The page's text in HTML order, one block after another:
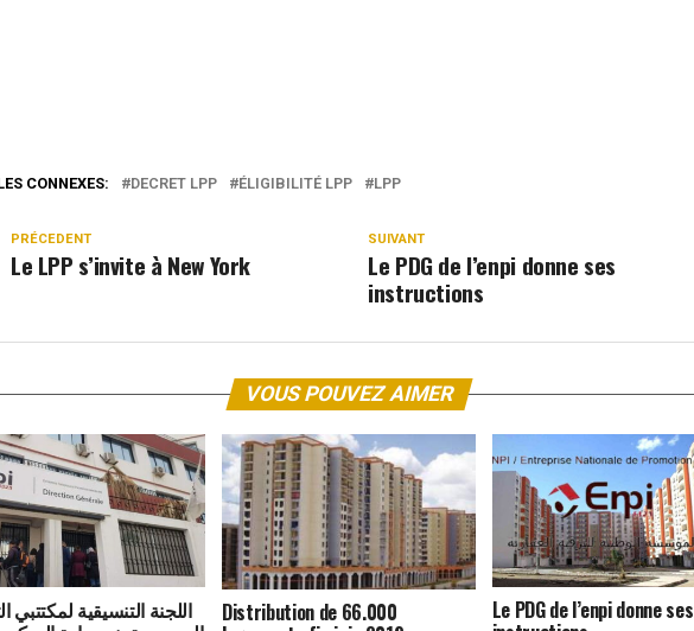
CONNEXES: DECRET LPP ÉLIGIBILITÉ LPP LPP
SUIVANT
Le PDG de l’enpi donne ses
instructions
PRÉCEDENT
Le LPP s’invite à New York
VOUS POUVEZ AIMER
اللجنة التنسيقية لمكتتبي Distribution de 66.000 Le PDG de l’enpi donne ses